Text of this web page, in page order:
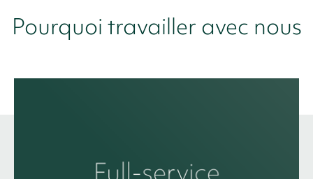
Pourquoi travailler avec nous